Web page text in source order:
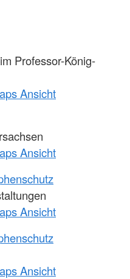
Professor-König-
Ansicht
Ansicht
Ansicht
Ansicht